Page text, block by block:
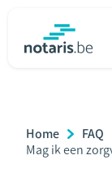
gaanRelatie &
Home FAQ
Current
Mag ik een